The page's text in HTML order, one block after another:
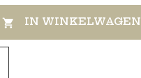
 IN WINKELWAGEN